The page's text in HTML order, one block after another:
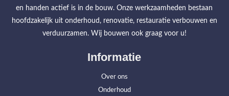
en handen actief is in de bouw. Onze werkzaamheden bestaan
hoofdzakelijk uit onderhoud, renovatie, restauratie verbouwen en
verduurzamen. Wij bouwen ook graag voor u!
Informatie
Over ons
Onderhoud